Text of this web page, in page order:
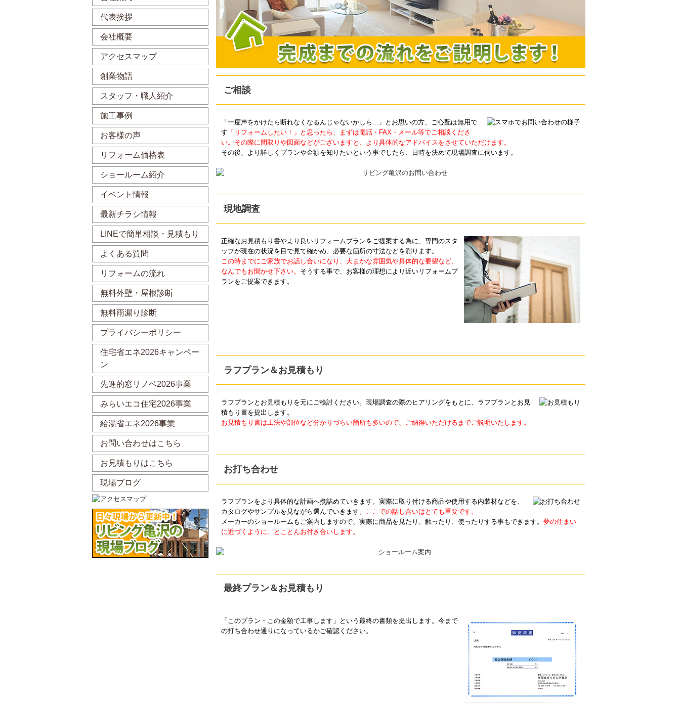
ご相談
「一度声をかけたら断れなくなるんじゃないかしら...」とお思いの方、ご心配は無用で
す 「リフォームしたい！」と思ったら、まずは電話・FAX・メール等でご相談くださ
い。その際に間取りや図面などがございますと、より具体的なアドバイスをさせていただけます。
その後、より詳しくプランや金額を知りたいという事でしたら、日時を決めて現場調査に伺います。
現地調査
正確なお見積もり書やより良いリフォームプランをご提案する為に、専門のスタ
ッフが現在の状況を目で見て確かめ、必要な箇所の寸法などを測ります。
この時までにご家族でお話し合いになり、大まかな雰囲気や具体的な要望など、
なんでもお聞かせ下さい。 そうする事で、お客様の理想により近いリフォームプ
ランをご提案できます。
ラフプラン＆お見積もり
ラフプランとお見積もりを元にご検討ください。現場調査の際のヒアリングをもとに、ラフプランとお見
積もり書を提出します。
お見積もり書は工法や部位など分かりづらい箇所も多いので、ご納得いただけるまでご説明いたします。
お打ち合わせ
ラフプランをより具体的な計画へ煮詰めていきます。実際に取り付ける商品や使用する内装材などを、
カタログやサンプルを見ながら選んでいきます。 ここでの話し合いはとても重要です。
メーカーのショールームもご案内しますので、実際に商品を見たり、触ったり、使ったりする事もできます。 夢の住まい
に近づくように、とことんお付き合いします。
最終プラン＆お見積もり
「このプラン・この金額で工事します」という最終の書類を提出します。今まで
の打ち合わせ通りになっているかご確認ください。
代表挨拶
会社概要
アクセスマップ
創業物語
スタッフ・職人紹介
施工事例
お客様の声
リフォーム価格表
ショールーム紹介
イベント情報
最新チラシ情報
LINEで簡単相談・見積もり
よくある質問
リフォームの流れ
無料外壁・屋根診断
無料雨漏り診断
プライバシーポリシー
住宅省エネ2026キャンペー
ン
先進的窓リノベ2026事業
みらいエコ住宅2026事業
給湯省エネ2026事業
お問い合わせはこちら
お見積もりはこちら
現場ブログ